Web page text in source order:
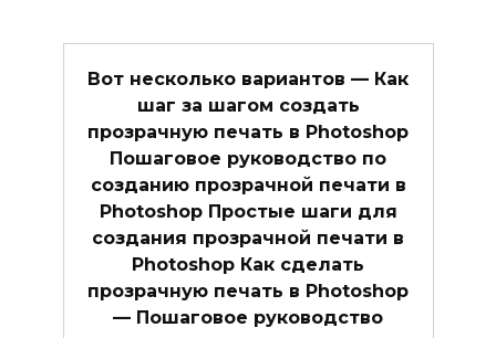
Вот несколько вариантов — Как
шаг за шагом создать
прозрачную печать в Photoshop
Пошаговое руководство по
созданию прозрачной печати в
Photoshop Простые шаги для
создания прозрачной печати в
Photoshop Как сделать
прозрачную печать в Photoshop
— Пошаговое руководство